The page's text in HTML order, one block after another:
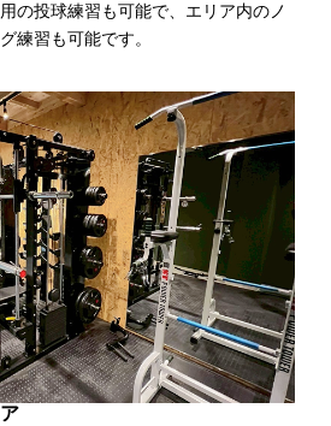
の投球練習も可能で、エリア内のノ
練習も可能です。